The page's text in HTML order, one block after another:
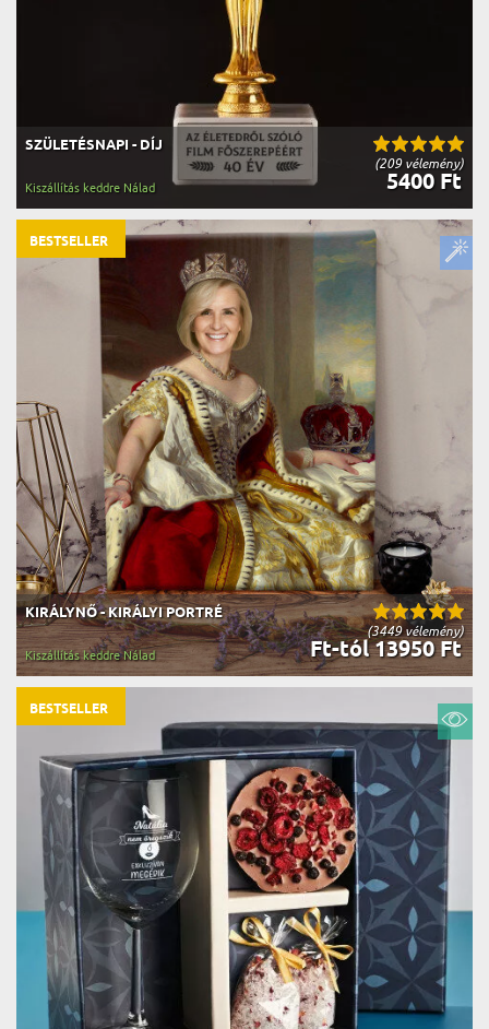
(209 vélemény)
SZÜLETÉSNAPI - DÍJ
5400 Ft
Kiszállítás keddre Nálad
(3449 vélemény)
KIRÁLYNŐ - KIRÁLYI PORTRÉ
Ft-tól 13950 Ft
Kiszállítás keddre Nálad
BESTSELLER
BESTSELLER